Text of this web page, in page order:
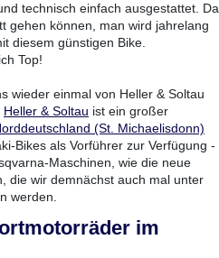
technisch einfach ausgestattet. Da
gehen können, man wird jahrelang
diesem günstigen Bike.
Top!
wieder einmal von Heller & Soltau
Heller & Soltau ist ein großer
(St. Michaelisdonn)
Bikes als Vorführer zur Verfügung -
Maschinen, wie die neue
die wir demnächst auch mal unter
werden.
im